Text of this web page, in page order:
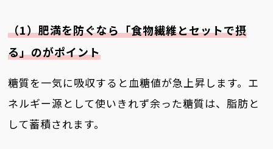
（1）肥満を防ぐなら「食物繊維とセットで摂
る」のがポイント
糖質を一気に吸収すると血糖値が急上昇します。エ
ネルギー源として使いきれず余った糖質は、脂肪と
して蓄積されます。